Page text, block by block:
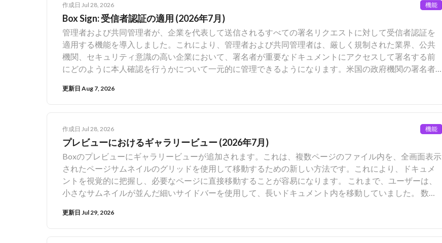
れている取り組みでは、署名時に署名者が入力したフィールドを組織が直接独自のカスタムEnterpriseメ
タデータテンプレートにマッピングできるようにすることで、この機能をさらに拡張する予定です。お
客様は、標準化されたシステムメタデータに加え、ビジネス固有の情報 (契約金額、従業員ID、顧客番
号、部門コードなど) を自動的に取得し、それを直接カスタムメタデータテンプレートに書き込むことが
できるようになります。これにより、検索機能、Box Apps、Box Automate、Box AIのほか、ファイルや
フォルダの動的な名前変更のようなメタデータ駆動型ワークフローでこれらの情報を使用できるように
理者がいつでも無効にすることができます。 無効にした場合、Box Signでは、署名済みファイルに対し
グローバルメタデータテンプレートのフィールドは英語でのみ利用可能です。このリリースの詳細につ
いては、Box Sign metadata (英語) を参照してください。
[製品アップデート]: Box AppsでAIを活用した検索を利用できる機能をリリースしました。これにより、
ユーザーは、自然言語によるクエリを使用して、任意のページからアプリ全体でコンテンツをより効率
的に検索できるようになります。 Box AppsでAIを活用した検索を使用すると、ユーザーは、元のクエリ
とそのクエリに基づいて自動的に適用される編集可能なフィルタを表示したまま、自動的に最も関連性
の高いビューを選択し、メタデータやテキストフィルタを適用して、関連するコンテンツを専用のビュ
ーに表示することができます。Box Apps: チャートとグラフ [製品アップデート]: ユーザーは、Box Apps
クセスしやすくなり、視覚的に魅力なものになりました。項目リストブロック [製品アップデート]: Apps
でのファイルのプレビュー、クイックフィルタまたはサイドバーのフィルタパネルを使用した項目のフ
ィルタリング、メタデータの一括編集があります。複数レベルのメタデータ階層 | メタデータ階層向けの
高度なクイックフィルタ [製品アップデート]: 管理者はメタデータ階層を一度定義すると、それらを複数
のメタデータテンプレートに添付できるようになるため、分類が簡素化され、企業のコンテンツとワー
クフロー全体での一貫性が向上します。複数ページのアプリ [製品アップデート]: ユーザーは、単一アプ
リ内に複数のページを作成し、アプリ内の特定のページのみをBoxユーザーに公開できるため、チームは
関連するコンテンツやワークフローをよりわかりやすく効率的に管理できます。 その他のリリース: ビュ
ーにおけるAIクエリ向けのAI Home機能: ビュー内でAIを使用するユーザーは、保存されたセッションを
作成日 Jul 28, 2026 機能
Box Sign: 受信者認証の適用 (2026年7月)
管理者および共同管理者が、企業を代表して送信されるすべての署名リクエストに対して受信者認証を
適用する機能を導入しました。これにより、管理者および共同管理者は、厳しく規制された業界、公共
機関、セキュリティ意識の高い企業において、署名者が重要なドキュメントにアクセスして署名する前
にどのように本人確認を行うかについて一元的に管理できるようになります。米国の政府機関の署名者
ドや多要素認証 (MFA) の使用を義務付けられることがよくあります。 この機能により、Boxは、厳しく
クエストごとに適切な設定を選択する必要がありました。そのため、コンプライアンスのリスク、人的
ミス、運用上のオーバーヘッドが生じていました。受信者認証を適用する機能により、管理者は自動的
に、自社から送信されるすべての署名リクエストに受信者認証方法が設定されるようにすることができ
ます。これにより、手動によるユーザーの設定が不要になり、すべての処理で組織の厳格なセキュリテ
ィ標準を満たすことが保証されます。管理者は、社外の署名者にはSMS認証を適用しつつ、社内の従業
員には標準的な認証を許可するなど、柔軟に検証ルールを全体に適用することも、特定のユーザーやグ
およびテンプレートには、自動的に必要な認証方法が事前に設定されます。 送信者およびテンプレート
更新日 Aug 7, 2026
作成日 Jul 28, 2026 機能
プレビューにおけるギャラリービュー (2026年7月)
Boxのプレビューにギャラリービューが追加されます。これは、複数ページのファイル内を、全画面表示
されたページサムネイルのグリッドを使用して移動するための新しい方法です。これにより、ドキュメ
ントを視覚的に把握し、必要なページに直接移動することが容易になります。 これまで、ユーザーは、
小さなサムネイルが並んだ細いサイドバーを使用して、長いドキュメント内を移動していました。 数十
り大きく画面幅いっぱいに表示されるため、その問題が解決されます。 新機能 プレビューツールバーか
更新日 Jul 29, 2026